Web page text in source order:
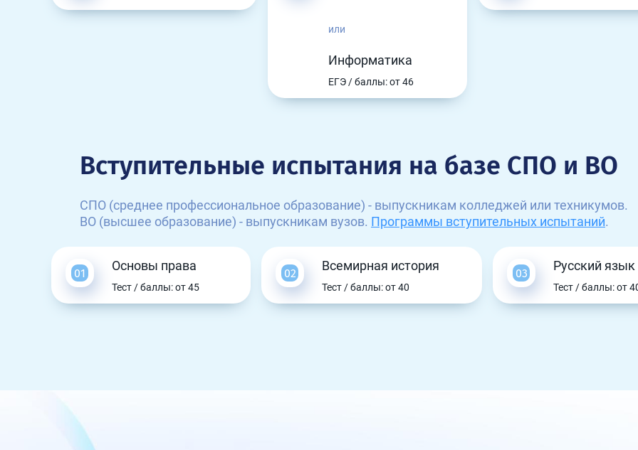
или
Информатика
ЕГЭ / баллы: от 46
Вступительные испытания на базе СПО и ВО
СПО (среднее профессиональное образование) - выпускникам колледжей или техникумов.
ВО (высшее образование) - выпускникам вузов. Программы вступительных испытаний.
Основы права
Тест / баллы: от 45
Всемирная история
Тест / баллы: от 40
Русский язык
Тест / баллы: от